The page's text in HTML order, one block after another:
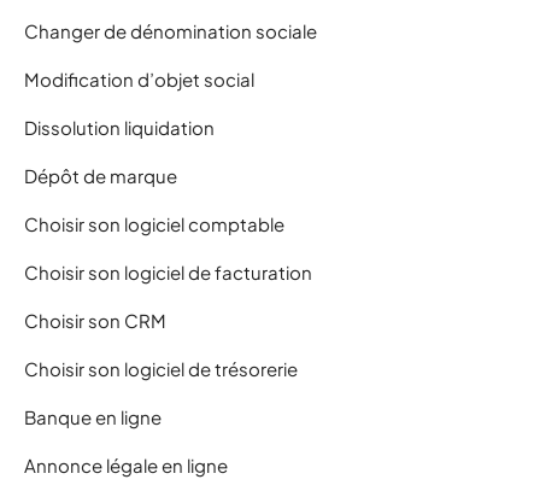
Changer de dénomination sociale
Modification d’objet social
Dissolution liquidation
Dépôt de marque
Choisir son logiciel comptable
Choisir son logiciel de facturation
Choisir son CRM
Choisir son logiciel de trésorerie
Banque en ligne
Annonce légale en ligne